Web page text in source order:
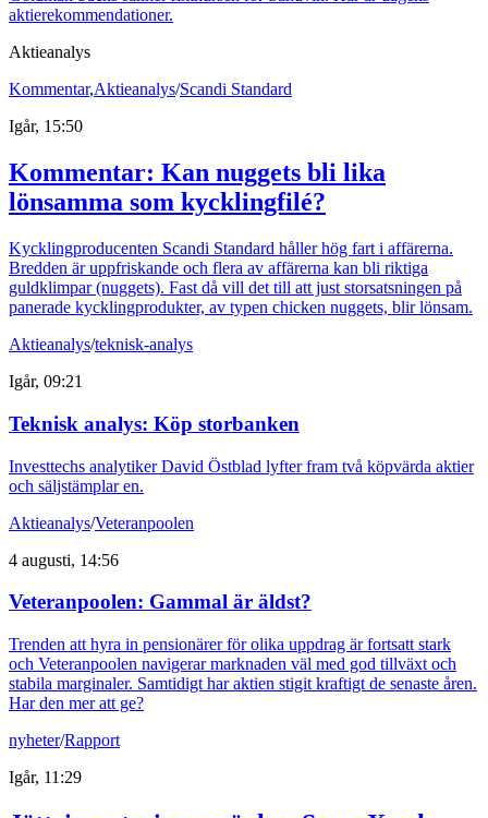
aktierekommendationer.
Aktieanalys
Kommentar,Aktieanalys/Scandi Standard
Igår, 15:50
Kommentar: Kan nuggets bli lika
lönsamma som kycklingfilé?
Kycklingproducenten Scandi Standard håller hög fart i affärerna.
Bredden är uppfriskande och flera av affärerna kan bli riktiga
guldklimpar (nuggets). Fast då vill det till att just storsatsningen på
panerade kycklingprodukter, av typen chicken nuggets, blir lönsam.
Aktieanalys/teknisk-analys
Igår, 09:21
Teknisk analys: Köp storbanken
Investtechs analytiker David Östblad lyfter fram två köpvärda aktier
och säljstämplar en.
Aktieanalys/Veteranpoolen
4 augusti, 14:56
Veteranpoolen: Gammal är äldst?
Trenden att hyra in pensionärer för olika uppdrag är fortsatt stark
och Veteranpoolen navigerar marknaden väl med god tillväxt och
stabila marginaler. Samtidigt har aktien stigit kraftigt de senaste åren.
Har den mer att ge?
nyheter/Rapport
Igår, 11:29